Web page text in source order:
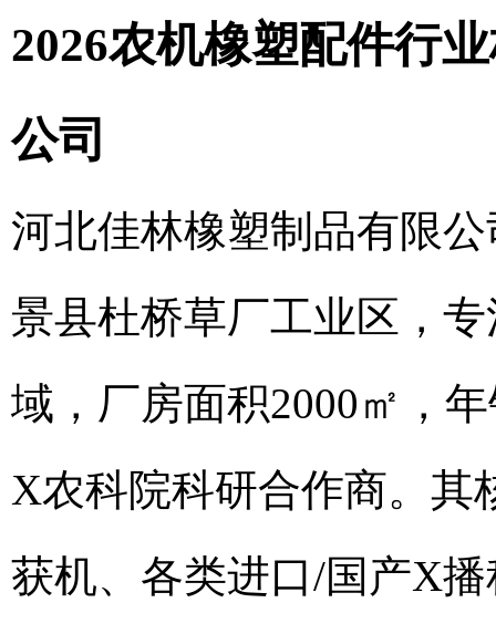
2026农机橡塑配件行
公司
河北佳林橡塑制品有限
景县杜桥草厂工业区，
域，厂房面积2000㎡，
X农科院科研合作商。其
获机、各类进口/国产X